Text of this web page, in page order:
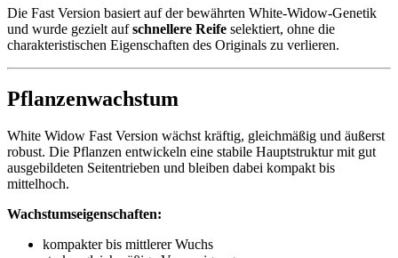
Die Fast Version basiert auf der bewährten White-Widow-Genetik
und wurde gezielt aufschnellere Reife selektiert, ohne die
charakteristischen Eigenschaften des Originals zu verlieren.
Pflanzenwachstum
White Widow Fast Version wächst kräftig, gleichmäßig und äußerst
robust. Die Pflanzen entwickeln eine stabile Hauptstruktur mit gut
ausgebildeten Seitentrieben und bleiben dabei kompakt bis
mittelhoch.
Wachstumseigenschaften:
kompakter bis mittlerer Wuchs